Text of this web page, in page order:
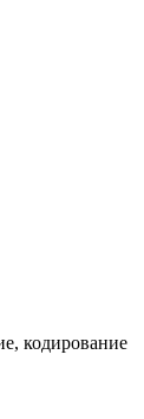
кодирование